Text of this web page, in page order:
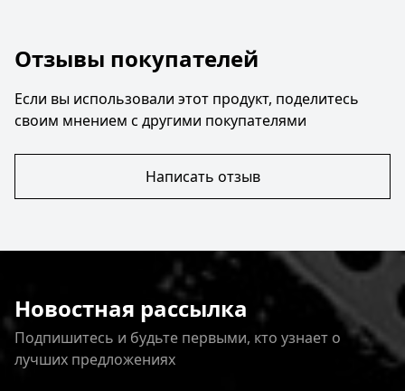
Отзывы покупателей
Если вы использовали этот продукт, поделитесь
своим мнением с другими покупателями
Написать отзыв
Новостная рассылка
Подпишитесь и будьте первыми, кто узнает о
лучших предложениях